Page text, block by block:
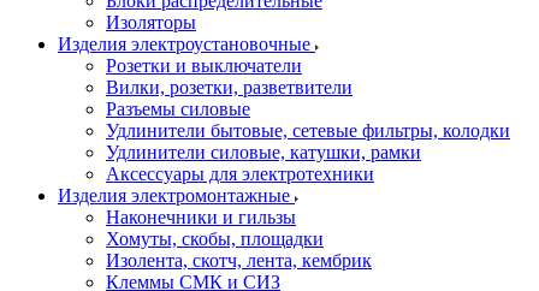
Изоляторы
Изделия электроустановочные
Розетки и выключатели
Вилки, розетки, разветвители
Разъемы силовые
Удлинители бытовые, сетевые фильтры, колодки
Удлинители силовые, катушки, рамки
Аксессуары для электротехники
Изделия электромонтажные
Наконечники и гильзы
Хомуты, скобы, площадки
Изолента, скотч, лента, кембрик
Клеммы СМК и СИЗ